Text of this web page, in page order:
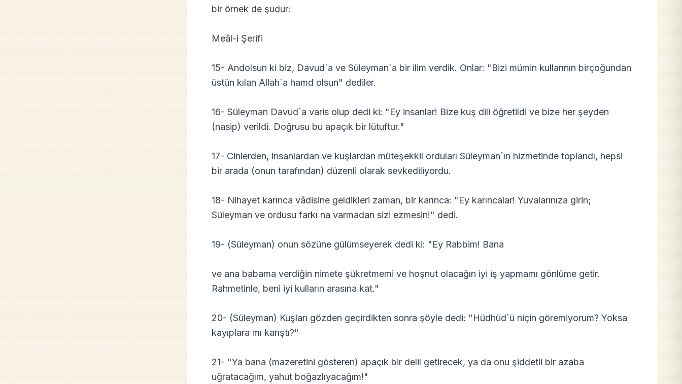
bir örnek de şudur:
Meâl-i Şerifi
15- Andolsun ki biz, Davud`a ve Süleyman`a bir ilim verdik. Onlar: "Bizi mümin kullarının birçoğundan
üstün kılan Allah`a hamd olsun" dediler.
16- Süleyman Davud`a varis olup dedi ki: "Ey insanlar! Bize kuş dili öğretildi ve bize her şeyden
(nasip) verildi. Doğrusu bu apaçık bir lütuftur."
17- Cinlerden, insanlardan ve kuşlardan müteşekkil orduları Süleyman`ın hizmetinde toplandı, hepsi
bir arada (onun tarafından) düzenli olarak sevkediliyordu.
18- Nihayet karınca vâdisine geldikleri zaman, bir karınca: "Ey karıncalar! Yuvalarınıza girin;
Süleyman ve ordusu farkı na varmadan sizi ezmesin!" dedi.
19- (Süleyman) onun sözüne gülümseyerek dedi ki: "Ey Rabbim! Bana
ve ana babama verdiğin nimete şükretmemi ve hoşnut olacağın iyi iş yapmamı gönlüme getir.
Rahmetinle, beni iyi kulların arasına kat."
20- (Süleyman) Kuşları gözden geçirdikten sonra şöyle dedi: "Hüdhüd`ü niçin göremiyorum? Yoksa
kayıplara mı karıştı?"
21- "Ya bana (mazeretini gösteren) apaçık bir delil getirecek, ya da onu şiddetli bir azaba
uğratacağım, yahut boğazlıyacağım!"